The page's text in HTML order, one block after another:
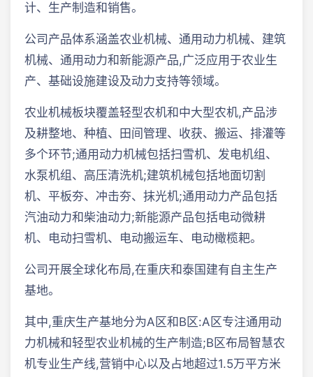
计、生产制造和销售。
公司产品体系涵盖农业机械、通用动力机械、建筑
机械、通用动力和新能源产品,广泛应用于农业生
产、基础设施建设及动力支持等领域。
农业机械板块覆盖轻型农机和中大型农机,产品涉
及耕整地、种植、田间管理、收获、搬运、排灌等
多个环节;通用动力机械包括扫雪机、发电机组、
水泵机组、高压清洗机;建筑机械包括地面切割
机、平板夯、冲击夯、抹光机;通用动力产品包括
汽油动力和柴油动力;新能源产品包括电动微耕
机、电动扫雪机、电动搬运车、电动橄榄耙。
公司开展全球化布局,在重庆和泰国建有自主生产
基地。
其中,重庆生产基地分为A区和B区:A区专注通用动
力机械和轻型农业机械的生产制造;B区布局智慧农
机专业生产线,营销中心以及占地超过1.5万平方米